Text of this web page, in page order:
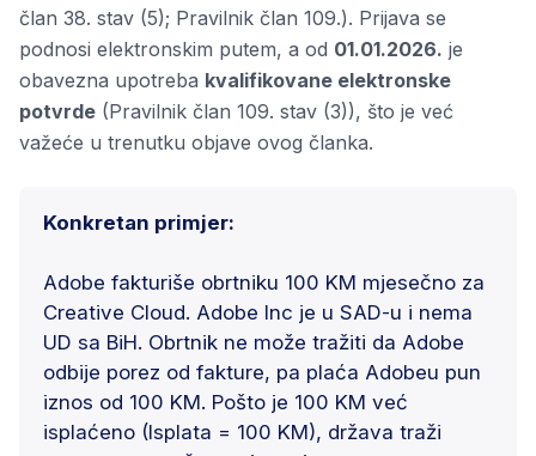
član 38. stav (5); Pravilnik član 109.). Prijava se
podnosi elektronskim putem, a od 01.01.2026. je
obavezna upotreba kvalifikovane elektronske
potvrde (Pravilnik član 109. stav (3)), što je već
važeće u trenutku objave ovog članka.
Konkretan primjer:
Adobe fakturiše obrtniku 100 KM mjesečno za
Creative Cloud. Adobe Inc je u SAD-u i nema
UD sa BiH. Obrtnik ne može tražiti da Adobe
odbije porez od fakture, pa plaća Adobeu pun
iznos od 100 KM. Pošto je 100 KM već
isplaćeno (Isplata = 100 KM), država traži